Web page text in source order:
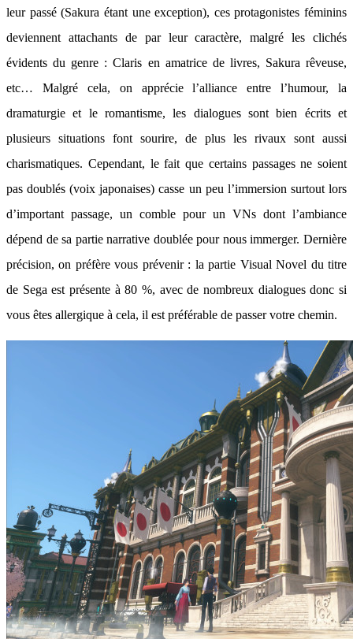
leur passé (Sakura étant une exception), ces protagonistes féminins
deviennent attachants de par leur caractère, malgré les clichés
évidents du genre : Claris en amatrice de livres, Sakura rêveuse,
etc… Malgré cela, on apprécie l’alliance entre l’humour, la
dramaturgie et le romantisme, les dialogues sont bien écrits et
plusieurs situations font sourire, de plus les rivaux sont aussi
charismatiques. Cependant, le fait que certains passages ne soient
pas doublés (voix japonaises) casse un peu l’immersion surtout lors
d’important passage, un comble pour un VNs dont l’ambiance
dépend de sa partie narrative doublée pour nous immerger. Dernière
précision, on préfère vous prévenir : la partie Visual Novel du titre
de Sega est présente à 80 %, avec de nombreux dialogues donc si
vous êtes allergique à cela, il est préférable de passer votre chemin.